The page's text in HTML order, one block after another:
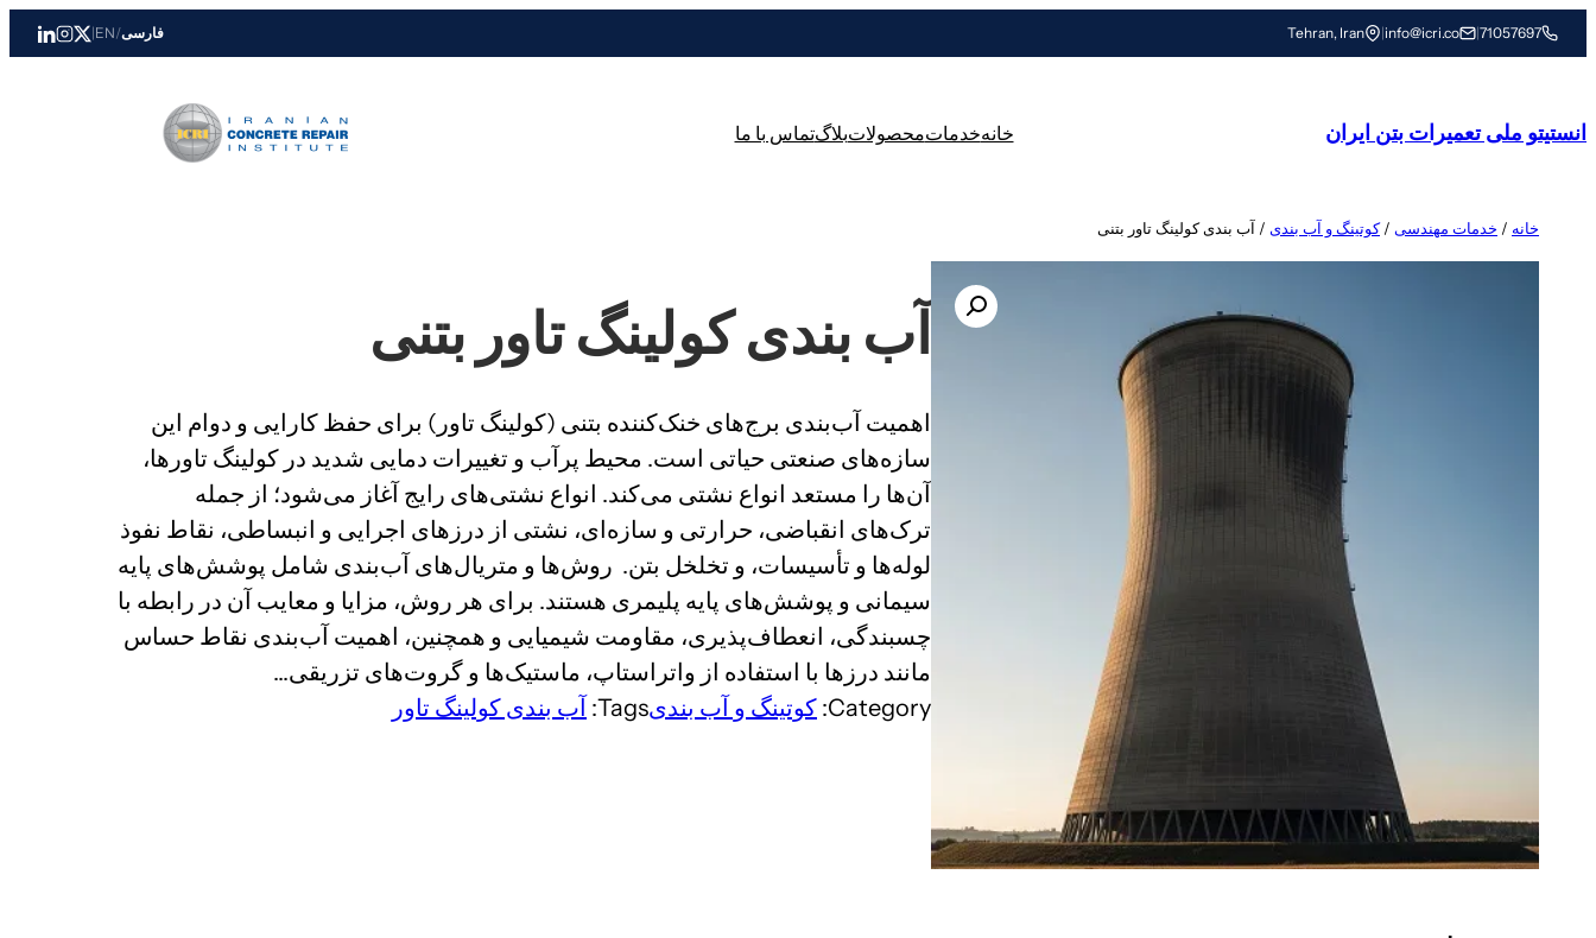
رفتن
به
71057697
|
info@icri.co
|
Tehran, Iran فارسی/
EN
|
انستیتو ملی تعمیرات بتن ایران خانهخدماتمحصولاتبلاگتماس با ما
خانه / خدمات مهندسی /کوتینگ و آب بندی / آب بندی کولینگ تاور بتنی
آب بندی کولینگ تاور بتنی
اهمیت آب‌بندی برج‌های خنک‌کننده بتنی (کولینگ تاور) برای حفظ کارایی و دوام این
سازه‌های صنعتی حیاتی است. محیط پرآب و تغییرات دمایی شدید در کولینگ تاورها،
آن‌ها را مستعد انواع نشتی می‌کند. انواع نشتی‌های رایج آغاز می‌شود؛ از جمله
ترک‌های انقباضی، حرارتی و سازه‌ای، نشتی از درزهای اجرایی و انبساطی، نقاط نفوذ
لوله‌ها و تأسیسات، و تخلخل بتن. روش‌ها و متریال‌های آب‌بندی شامل پوشش‌های پایه
سیمانی و پوشش‌های پایه پلیمری هستند. برای هر روش، مزایا و معایب آن در رابطه با
چسبندگی، انعطاف‌پذیری، مقاومت شیمیایی و همچنین، اهمیت آب‌بندی نقاط حساس
مانند درزها با استفاده از واتراستاپ، ماستیک‌ها و گروت‌های تزریقی…
Category: کوتینگ و آب بندیTags: آب بندی کولینگ تاور